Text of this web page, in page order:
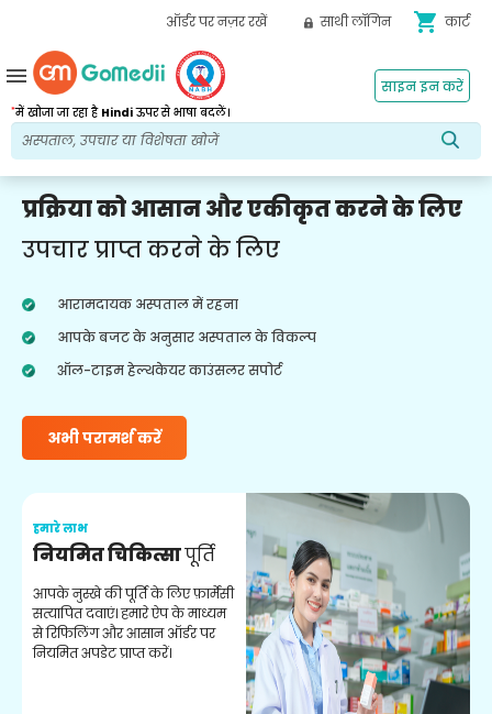
ऑर्डर पर नज़र रखें साथी लॉगिन shopping_cart कार्ट
*में खोजा जा रहा है Hindiऊपर से भाषा बदलें।
साइन इन करें
menu
प्रक्रिया को आसान और एकीकृत करने के लिए
उपचार प्राप्त करने के लिए
आरामदायक अस्पताल में रहना
आपके बजट के अनुसार अस्पताल के विकल्प
ऑल-टाइम हेल्थकेयर काउंसलर सपोर्ट
अभी परामर्श करें
हमारे लाभ
नियमित चिकित्सापूर्ति
आपके नुस्खे की पूर्ति के लिए फ़ार्मेसी
सत्यापित दवाएं। हमारे ऐप के माध्यम
से रिफिलिंग और आसान ऑर्डर पर
नियमित अपडेट प्राप्त करें।